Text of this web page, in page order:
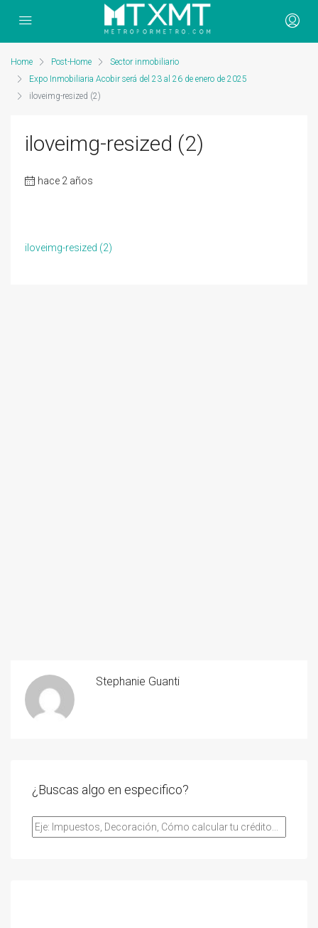
Home Post-Home
Sector inmobiliario
Expo Inmobiliaria Acobir será del 23 al 26 de enero de 2025
iloveimg-resized (2)
iloveimg-resized (2)
hace 2 años
iloveimg-resized (2)
Stephanie Guanti
¿Buscas algo en especifico?